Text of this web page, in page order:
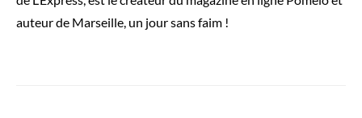
auteur de Marseille, un jour sans faim !